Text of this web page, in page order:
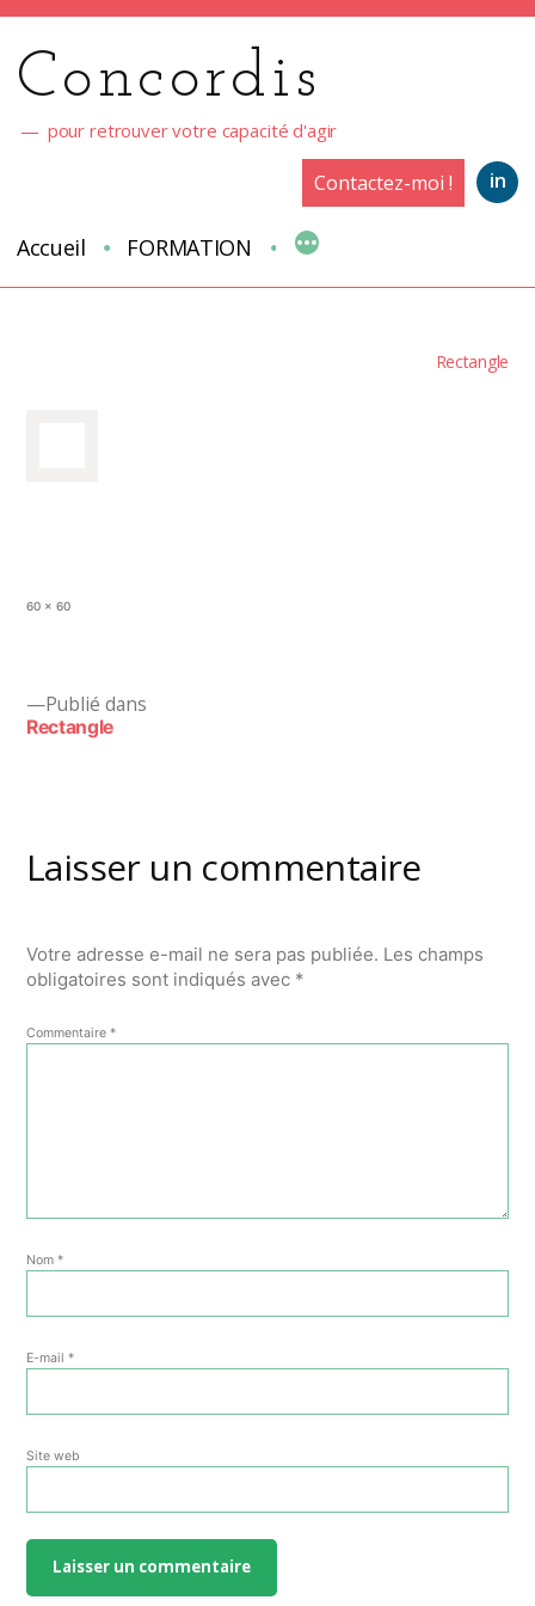
contenu
Concordis
pour retrouver votre capacité d'agir
in
Contactez-moi !
Accueil FORMATION
Rectangle
Taille
60 × 60
Navigation
Publié dans
Rectangle
Laisser un commentaire
Votre adresse e-mail ne sera pas publiée. Les champs
obligatoires sont indiqués avec *
Commentaire *
Nom *
E-mail *
Site web